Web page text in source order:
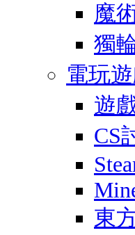
魔
獨
電玩
遊
CS
東